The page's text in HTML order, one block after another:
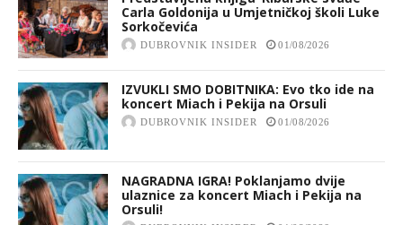
Carla Goldonija u Umjetničkoj školi Luke
Sorkočevića
DUBROVNIK INSIDER 01/08/2026
IZVUKLI SMO DOBITNIKA: Evo tko ide na
koncert Miach i Pekija na Orsuli
DUBROVNIK INSIDER 01/08/2026
NAGRADNA IGRA! Poklanjamo dvije
ulaznice za koncert Miach i Pekija na
Orsuli!